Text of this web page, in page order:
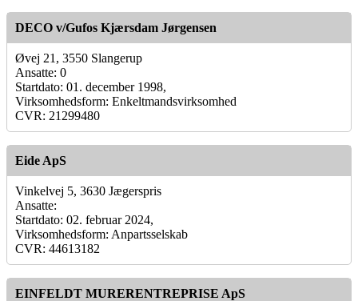
DECO v/Gufos Kjærsdam Jørgensen
Øvej 21, 3550 Slangerup
Ansatte: 0
Startdato: 01. december 1998,
Virksomhedsform: Enkeltmandsvirksomhed
CVR: 21299480
Eide ApS
Vinkelvej 5, 3630 Jægerspris
Ansatte:
Startdato: 02. februar 2024,
Virksomhedsform: Anpartsselskab
CVR: 44613182
EINFELDT MURERENTREPRISE ApS